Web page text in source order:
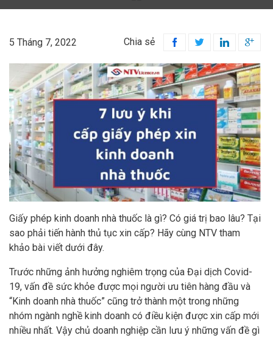
5 Tháng 7, 2022 Chia sẻ    
Giấy phép kinh doanh nhà thuốc là gì? Có giá trị bao lâu? Tại
sao phải tiến hành thủ tục xin cấp? Hãy cùng NTV tham
khảo bài viết dưới đây.
Trước những ảnh hưởng nghiêm trọng của Đại dịch Covid-
19, vấn đề sức khỏe được mọi người ưu tiên hàng đầu và
“Kinh doanh nhà thuốc” cũng trở thành một trong những
nhóm ngành nghề kinh doanh có điều kiện được xin cấp mới
nhiều nhất. Vậy chủ doanh nghiệp cần lưu ý những vấn đề gì